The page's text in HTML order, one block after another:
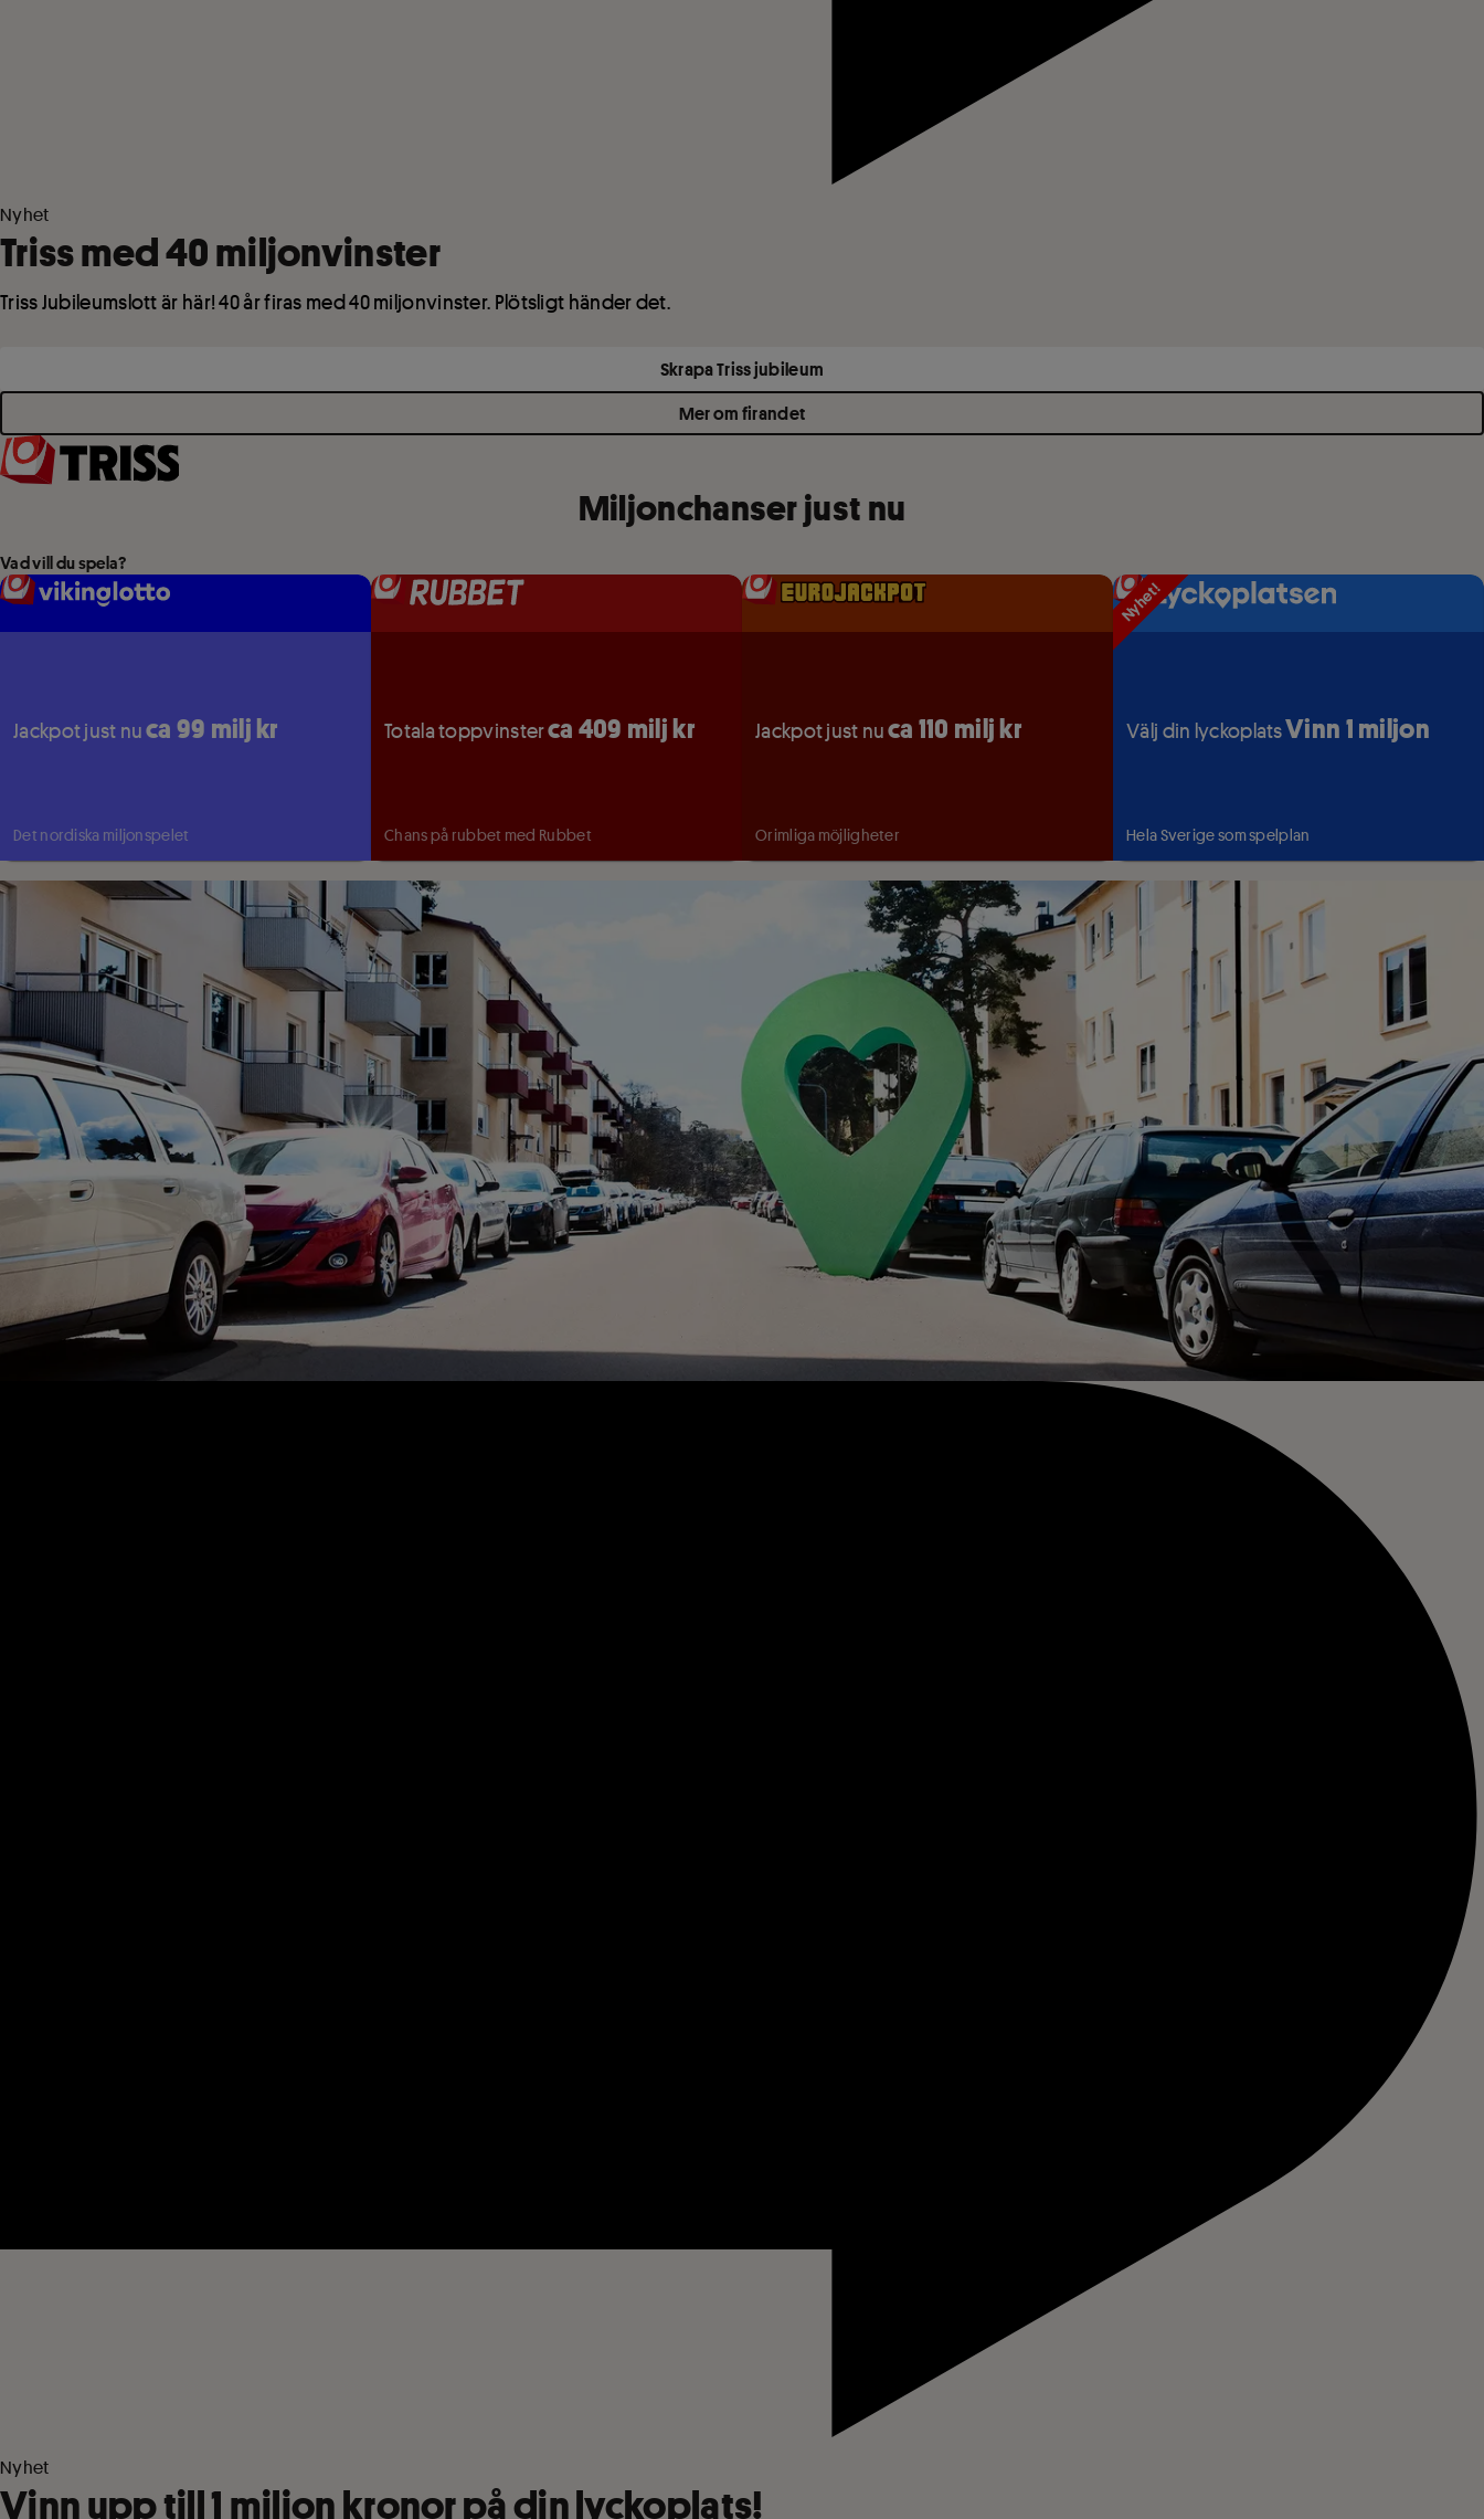
Nyhet
Triss med40miljonvinster
Triss Jubileumslott är här!40år firas med40miljonvinster. Plötsligt händer det.
Skrapa Triss jubileum
Mer om firandet
Miljonchanser just nu
Vad vill du spela?
Jackpot just nu ca 99 milj kr
Det nordiska miljonspelet
Totala toppvinsterca 409 milj kr
Chans på rubbet med Rubbet
Jackpot just nu ca 110 milj kr
Orimliga möjligheter
Välj din lyckoplatsVinn 1 miljon
Hela Sverige som spelplan
Nyhet!
Nyhet!
Nyhet!
Nyhet
Vinn upp till1 miljon kronor på din lyckoplats!